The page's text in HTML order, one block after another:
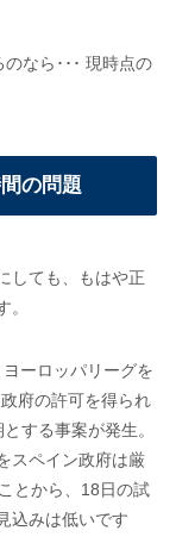
なら･･･ 現時点の
の問題
しても、もはや正
ヨーロッパリーグを
府の許可を得られ
する事案が発生。
スペイン政府は厳
とから、18日の試
込みは低いです